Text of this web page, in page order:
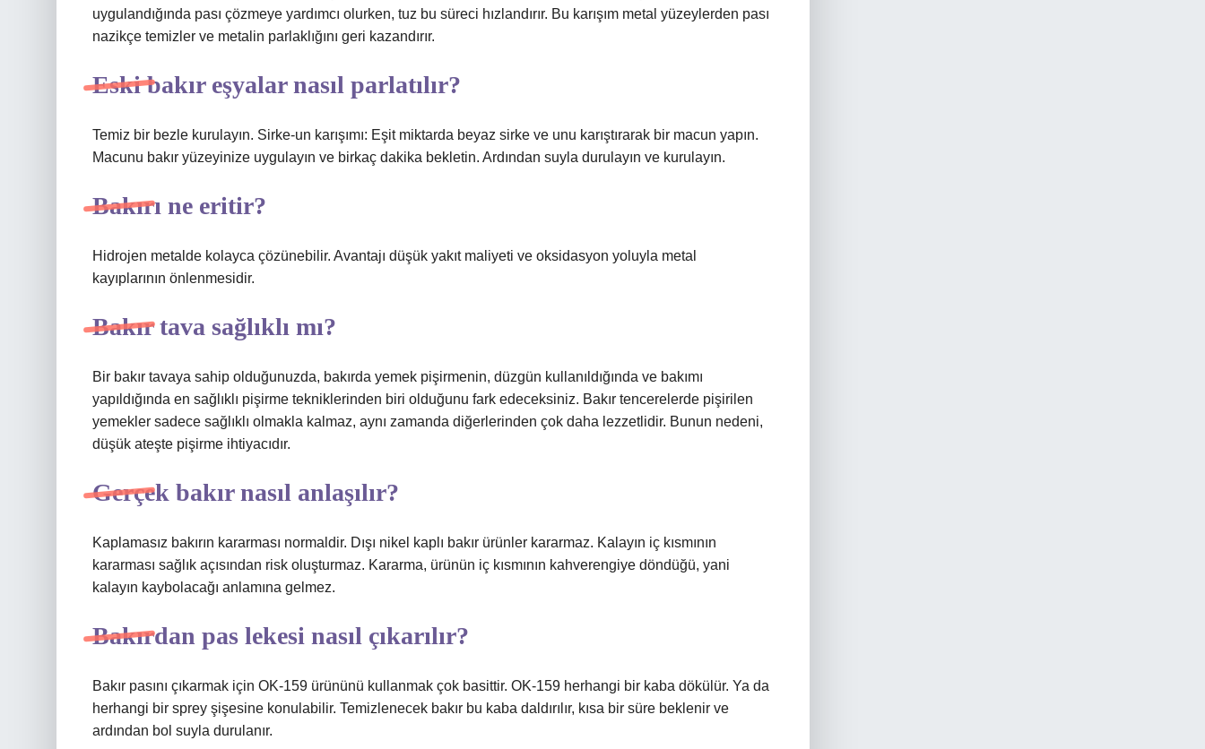
uygulandığında pası çözmeye yardımcı olurken, tuz bu süreci hızlandırır. Bu karışım metal yüzeylerden pası
nazikçe temizler ve metalin parlaklığını geri kazandırır.
Eski bakır eşyalar nasıl parlatılır?
Temiz bir bezle kurulayın. Sirke-un karışımı: Eşit miktarda beyaz sirke ve unu karıştırarak bir macun yapın.
Macunu bakır yüzeyinize uygulayın ve birkaç dakika bekletin. Ardından suyla durulayın ve kurulayın.
Bakırı ne eritir?
Hidrojen metalde kolayca çözünebilir. Avantajı düşük yakıt maliyeti ve oksidasyon yoluyla metal
kayıplarının önlenmesidir.
Bakır tava sağlıklı mı?
Bir bakır tavaya sahip olduğunuzda, bakırda yemek pişirmenin, düzgün kullanıldığında ve bakımı
yapıldığında en sağlıklı pişirme tekniklerinden biri olduğunu fark edeceksiniz. Bakır tencerelerde pişirilen
yemekler sadece sağlıklı olmakla kalmaz, aynı zamanda diğerlerinden çok daha lezzetlidir. Bunun nedeni,
düşük ateşte pişirme ihtiyacıdır.
Gerçek bakır nasıl anlaşılır?
Kaplamasız bakırın kararması normaldir. Dışı nikel kaplı bakır ürünler kararmaz. Kalayın iç kısmının
kararması sağlık açısından risk oluşturmaz. Kararma, ürünün iç kısmının kahverengiye döndüğü, yani
kalayın kaybolacağı anlamına gelmez.
Bakırdan pas lekesi nasıl çıkarılır?
Bakır pasını çıkarmak için OK-159 ürününü kullanmak çok basittir. OK-159 herhangi bir kaba dökülür. Ya da
herhangi bir sprey şişesine konulabilir. Temizlenecek bakır bu kaba daldırılır, kısa bir süre beklenir ve
ardından bol suyla durulanır.